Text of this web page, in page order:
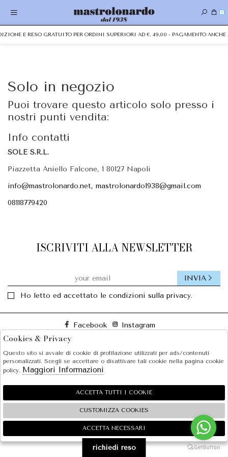
0
E RESO GRATUITO PER ORDINI SUPERIORI AD €. 49,00 - PAGAMENTO ANCHE
Solo in negozio
Puoi trovare questo articolo solo presso i
nostri punti vendita:
Info contatti
SOLE S.R.L.
Piazzetta Aniello Falcone, 1 80127 Napoli
info@mastrolonardo.net, mastrolonardo1938@gmail.com
08118779420
ISCRIVITI ALLA NEWSLETTER
Ho letto ed accettato le condizioni sulla privacy.
INVIA
Facebook Instagram
SOLE S.R.L.
SHOPPING
EXTRA
2026 SOLE S.R.L. - P.iva : 07456781215 Powered byAteliersocietàgruppo Zucchetti
🍪
richiedi reso
Cookies & Privacy
Questo sito si avvale di cookie di profilazione utilizzati per ads/contenuti
personalizzati. Scegli se accettare o disattivare tali cookie nella pagina cookie
policy. Maggiori Informazioni
ACCETTA TUTTI I COOKIE
CUSTOMIZZA COOKIES
ACCETTA NECESSARI